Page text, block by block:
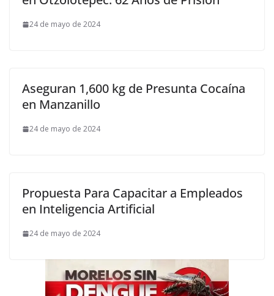
24 de mayo de 2024
Aseguran 1,600 kg de Presunta Cocaína
en Manzanillo
24 de mayo de 2024
Propuesta Para Capacitar a Empleados
en Inteligencia Artificial
24 de mayo de 2024